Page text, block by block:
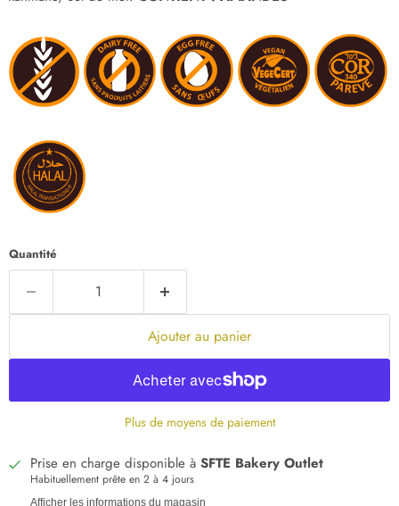
Quantité
Ajouter au panier
Plus de moyens de paiement
Prise en charge disponible àSFTE Bakery Outlet
Habituellement prête en 2 à 4 jours
Afficher les informations du magasin